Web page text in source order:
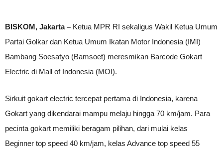
BISKOM, Jakarta – Ketua MPR RI sekaligus Wakil Ketua Umum
Partai Golkar dan Ketua Umum Ikatan Motor Indonesia (IMI)
Bambang Soesatyo (Bamsoet) meresmikan Barcode Gokart
Electric di Mall of Indonesia (MOI).
Sirkuit gokart electric tercepat pertama di Indonesia, karena
Gokart yang dikendarai mampu melaju hingga 70 km/jam. Para
pecinta gokart memiliki beragam pilihan, dari mulai kelas
Beginner top speed 40 km/jam, kelas Advance top speed 55